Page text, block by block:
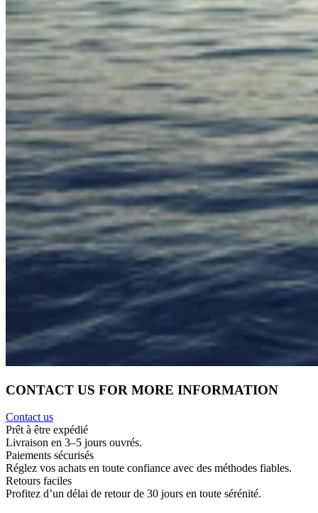
CONTACT US FOR MORE INFORMATION
Contact us
Prêt à être expédié
Livraison en 3–5 jours ouvrés.
Paiements sécurisés
Réglez vos achats en toute confiance avec des méthodes fiables.
Retours faciles
Profitez d’un délai de retour de 30 jours en toute sérénité.